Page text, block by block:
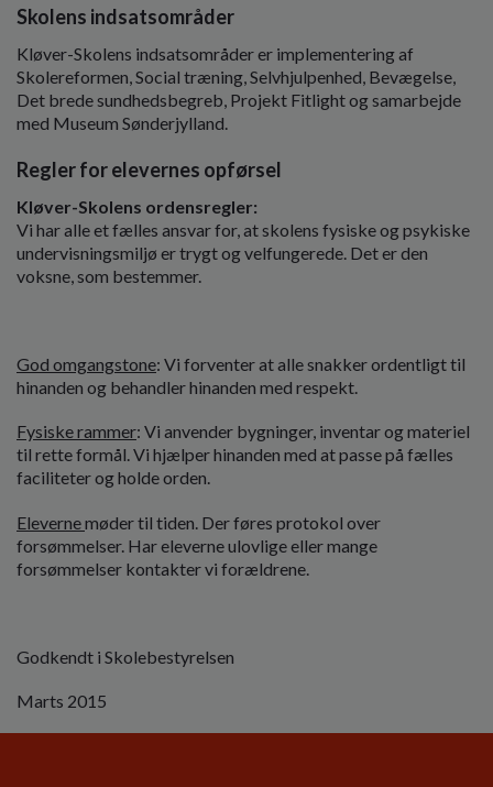
Skolens indsatsområder
Kløver-Skolens indsatsområder er implementering af
Skolereformen, Social træning, Selvhjulpenhed, Bevægelse,
Det brede sundhedsbegreb, Projekt Fitlight og samarbejde
med Museum Sønderjylland.
Regler for elevernes opførsel
Kløver-Skolens ordensregler:
Vi har alle et fælles ansvar for, at skolens fysiske og psykiske
undervisningsmiljø er trygt og velfungerede. Det er den
voksne, som bestemmer.
God omgangstone: Vi forventer at alle snakker ordentligt til
hinanden og behandler hinanden med respekt.
Fysiske rammer: Vi anvender bygninger, inventar og materiel
til rette formål. Vi hjælper hinanden med at passe på fælles
faciliteter og holde orden.
Elevernemøder til tiden. Der føres protokol over
forsømmelser. Har eleverne ulovlige eller mange
forsømmelser kontakter vi forældrene.
Godkendt i Skolebestyrelsen
Marts 2015